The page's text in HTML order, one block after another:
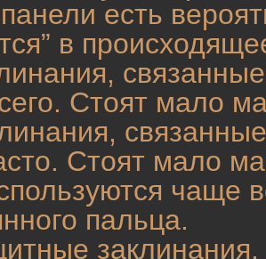
есть
в
Стоят мало
Стоят мало
чаще
пальца.